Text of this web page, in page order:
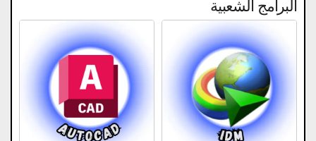
البرامج الشعبية